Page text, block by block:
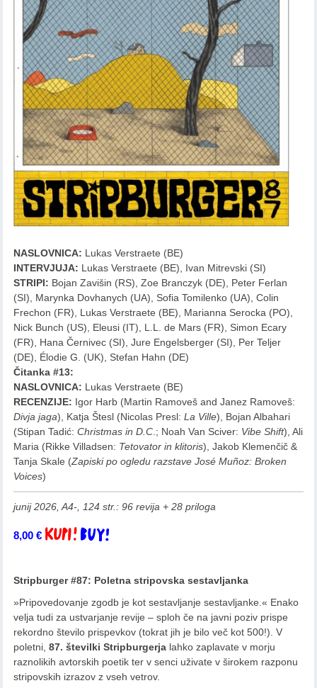
NASLOVNICA: Lukas Verstraete (BE)
INTERVJUJA: Lukas Verstraete (BE), Ivan Mitrevski (SI)
STRIPI: Bojan Zavišin (RS), Zoe Branczyk (DE), Peter Ferlan
(SI), Marynka Dovhanych (UA), Sofia Tomilenko (UA), Colin
Frechon (FR), Lukas Verstraete (BE), Marianna Serocka (PO),
Nick Bunch (US), Eleusi (IT), L.L. de Mars (FR), Simon Ecary
(FR), Hana Černivec (SI), Jure Engelsberger (SI), Per Teljer
(DE), Élodie G. (UK), Stefan Hahn (DE)
Čitanka #13:
NASLOVNICA: Lukas Verstraete (BE)
RECENZIJE: Igor Harb (Martin Ramoveš and Janez Ramoveš:
Divja jaga), Katja Štesl (Nicolas Presl:La Ville), Bojan Albahari
(Stipan Tadić:Christmas in D.C .; Noah Van Sciver: Vibe Shift), Ali
Maria (Rikke Villadsen: Tetovator in klitoris), Jakob Klemenčič &
Tanja Skale (Zapiski po ogledu razstave José Muñoz: Broken
Voices)
junij 2026, A4-, 124 str.: 96 revija + 28 priloga
8,00€ Dodaj v košarico
Stripburger #87: Poletna stripovska sestavljanka
»Pripovedovanje zgodb je kot sestavljanje sestavljanke.« Enako
velja tudi za ustvarjanje revije – sploh če na javni poziv prispe
rekordno število prispevkov (tokrat jih je bilo več kot 500!). V
poletni,87. številki Stripburgerja lahko zaplavate v morju
raznolikih avtorskih poetik ter v senci uživate v širokem razponu
stripovskih izrazov z vseh vetrov.